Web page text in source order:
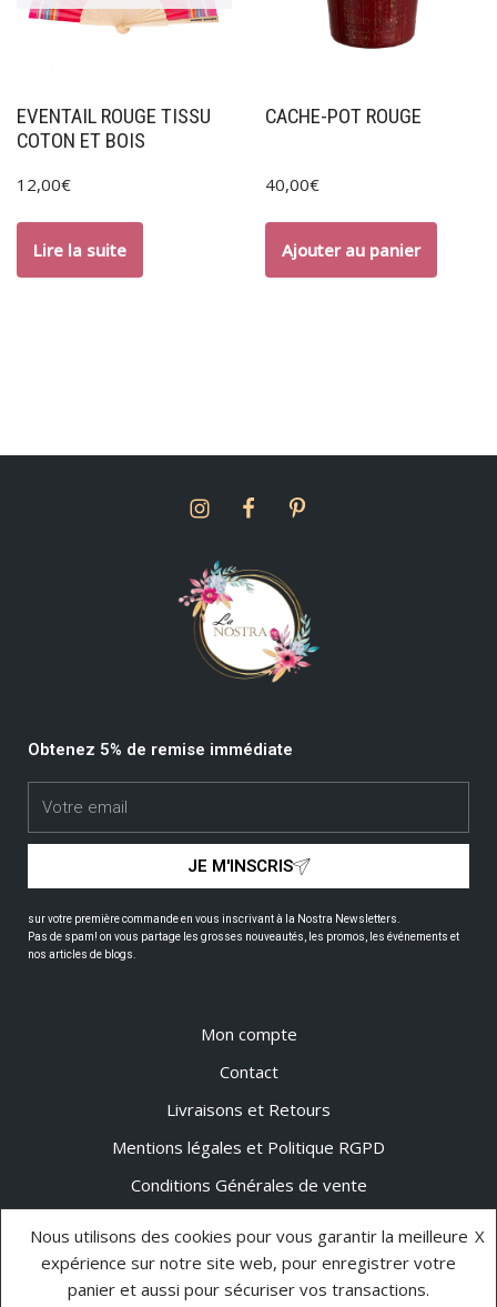
EVENTAIL ROUGE TISSU
COTON ET BOIS
12,00€
Lire la suite
CACHE-POT ROUGE
40,00€
Ajouter au panier
Obtenez 5% de remise immédiate
JE M'INSCRIS
sur votre première commande en vous inscrivant à la Nostra Newsletters.
Pas de spam! on vous partage les grosses nouveautés, les promos, les événements et
nos articles de blogs.
Mon compte
Contact
Livraisons et Retours
Mentions légales et Politique RGPD
Conditions Générales de vente
Nous utilisons des cookies pour vous garantir la meilleure
expérience sur notre site web, pour enregistrer votre
panier et aussi pour sécuriser vos transactions.
X